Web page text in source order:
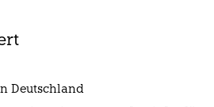
Deutschland